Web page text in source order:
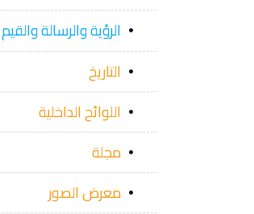
الرؤية والرسالة والقيم
التاريخ
اللوائح الداخلية
مجلة
معرض الصور